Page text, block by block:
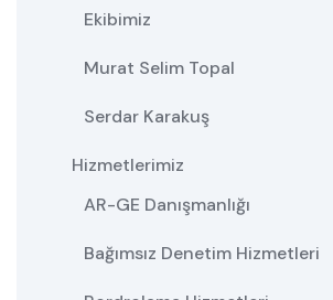
Ekibimiz
Murat Selim Topal
Serdar Karakuş
Hizmetlerimiz
AR-GE Danışmanlığı
Bağımsız Denetim Hizmetleri